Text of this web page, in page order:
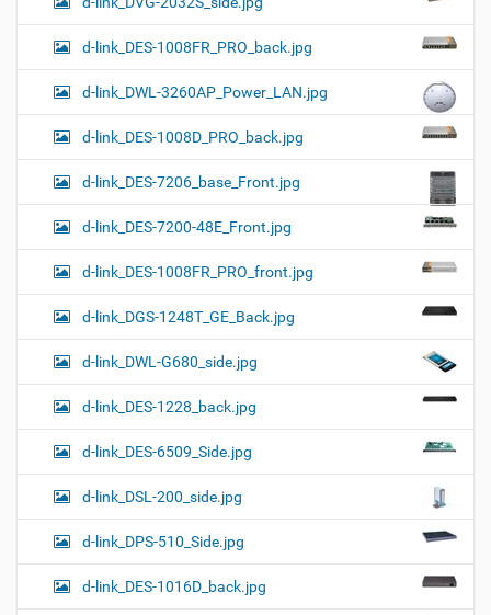
d-link_DES-1008FR_PRO_back.jpg
d-link_DWL-3260AP_Power_LAN.jpg
d-link_DES-1008D_PRO_back.jpg
d-link_DES-7206_base_Front.jpg
d-link_DES-7200-48E_Front.jpg
d-link_DES-1008FR_PRO_front.jpg
d-link_DGS-1248T_GE_Back.jpg
d-link_DWL-G680_side.jpg
d-link_DES-1228_back.jpg
d-link_DES-6509_Side.jpg
d-link_DSL-200_side.jpg
d-link_DPS-510_Side.jpg
d-link_DES-1016D_back.jpg